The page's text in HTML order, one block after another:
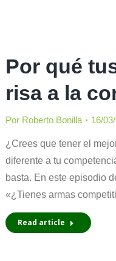
Por qué
risa a la
Por Roberto Bonilla 16/
¿Crees que tener el
diferente a tu
basta. En este episodio
«¿Tienes armas
Read article